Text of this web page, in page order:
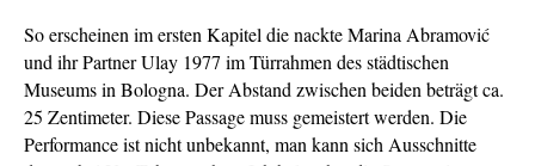
So erscheinen im ersten Kapitel die nackte Marina Abramović
und ihr Partner Ulay 1977 im Türrahmen des städtischen
Museums in Bologna. Der Abstand zwischen beiden beträgt ca.
25 Zentimeter. Diese Passage muss gemeistert werden. Die
Performance ist nicht unbekannt, man kann sich Ausschnitte